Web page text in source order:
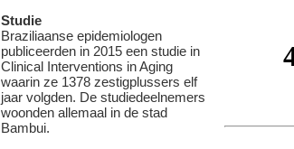
Studie
Braziliaanse epidemiologen
publiceerden in 2015 een studie in
Clinical Interventions in Aging
waarin ze 1378 zestigplussers elf
jaar volgden. De studiedeelnemers
woonden allemaal in de stad
Bambui.